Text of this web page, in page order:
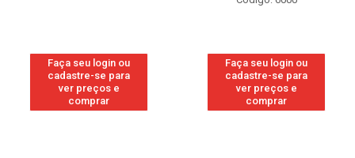
Faça seu login ou
cadastre-se para
ver preços e
comprar
Faça seu login ou
cadastre-se para
ver preços e
comprar